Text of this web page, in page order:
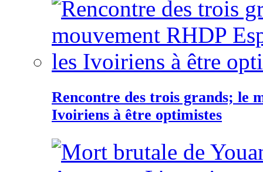
Rencontre des trois grands; le
Ivoiriens à être optimistes